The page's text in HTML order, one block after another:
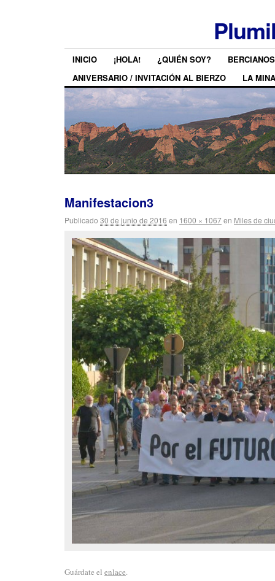
INICIO ¡HOLA! ¿QUIÉN SOY?
ANIVERSARIO / INVITACIÓN AL BIERZO
LA MINA
Manifestacion3
Publicado 30 de junio de 2016 en 1600 × 1067en Miles de
Guárdate el enlace.